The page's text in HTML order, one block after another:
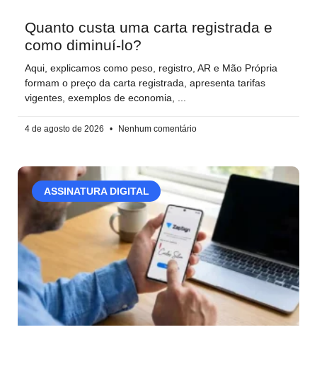
Quanto custa uma carta registrada e
como diminuí-lo?
Aqui, explicamos como peso, registro, AR e Mão Própria
formam o preço da carta registrada, apresenta tarifas
vigentes, exemplos de economia,
4 de agosto de 2026 Nenhum comentário
ASSINATURA DIGITAL